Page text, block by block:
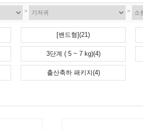
> >
[밴드형](21)
3단계 ( 5 ~ 7 kg)(4)
출산축하 패키지(4)